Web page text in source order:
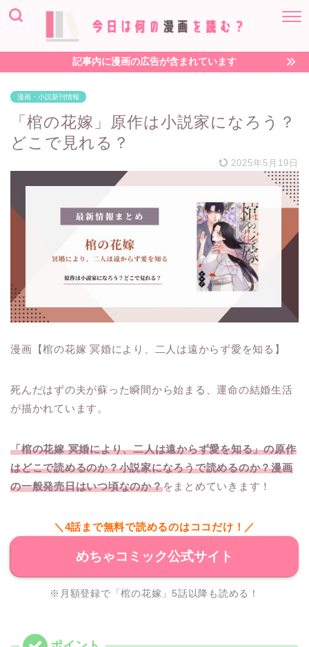
記事内に漫画の広告が含まれています
漫画・小説新刊情報
「棺の花嫁」原作は小説家になろう？
どこで見れる？
2025年5月19日
漫画【棺の花嫁 冥婚により、二人は遠からず愛を知る】
死んだはずの夫が蘇った瞬間から始まる、運命の結婚生活
が描かれています。
「棺の花嫁 冥婚により、二人は遠からず愛を知る」の原作
はどこで読めるのか？小説家になろうで読めるのか？漫画
の一般発売日はいつ頃なのか？をまとめていきます！
＼4話まで無料で読めるのはココだけ！／
めちゃコミック公式サイト
※月額登録で「棺の花嫁」5話以降も読める！